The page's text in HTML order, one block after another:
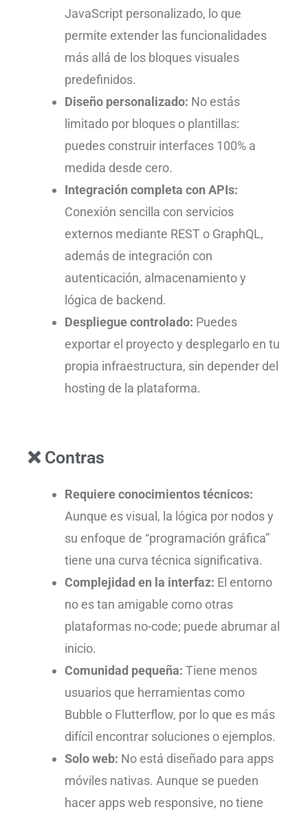
JavaScript personalizado, lo que
permite extender las funcionalidades
más allá de los bloques visuales
predefinidos.
Diseño personalizado: No estás
limitado por bloques o plantillas:
puedes construir interfaces 100% a
medida desde cero.
Integración completa con APIs:
Conexión sencilla con servicios
externos mediante REST o GraphQL,
además de integración con
autenticación, almacenamiento y
lógica de backend.
Despliegue controlado: Puedes
exportar el proyecto y desplegarlo en tu
propia infraestructura, sin depender del
hosting de la plataforma.
❌ Contras
Requiere conocimientos técnicos:
Aunque es visual, la lógica por nodos y
su enfoque de “programación gráfica”
tiene una curva técnica significativa.
Complejidad en la interfaz: El entorno
no es tan amigable como otras
plataformas no-code; puede abrumar al
inicio.
Comunidad pequeña: Tiene menos
usuarios que herramientas como
Bubble o Flutterflow, por lo que es más
difícil encontrar soluciones o ejemplos.
Solo web: No está diseñado para apps
móviles nativas. Aunque se pueden
hacer apps web responsive, no tiene